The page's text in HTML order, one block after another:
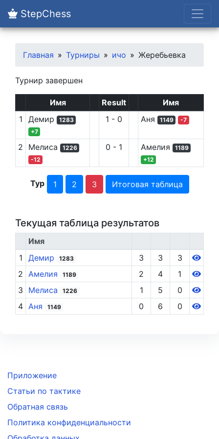
StepChess
Главная Турниры ичо Жеребьевка
Турнир завершен
Имя Result
Имя
1
Демир
1283
+7
1 - 0 Аня 1149 -7
2 Мелиса
1226
-12
0 - 1 Амелия
1189
+12
Тур 1 2 3 Итоговая таблица
Текущая таблица результатов
Имя
1
Демир 1283 3 3
3
2 Амелия 1189 2 4
1
3
Мелиса 1226 1 5
0
4 Аня 1149 0 6 0
Приложение
Статьи по тактике
Обратная связь
Политика конфиденциальности